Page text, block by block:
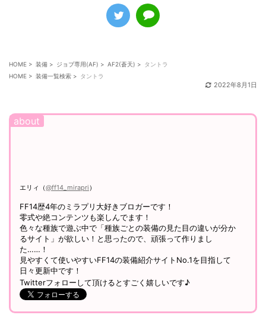
HOME > 装備 ジョブ専用(AF) >
エリィ（@ff14_mirapri）
FF14歴4年のミラプリ大好きブロガーです！
零式や絶コンテンツも楽しんでます！
色々な種族で遊ぶ中で「種族ごとの装備の見た目の違いが分か
るサイト」が欲しい！と思ったので、頑張って作りまし
た……！
見やすくて使いやすいFF14の装備紹介サイトNo.1を目指して
日々更新中です！